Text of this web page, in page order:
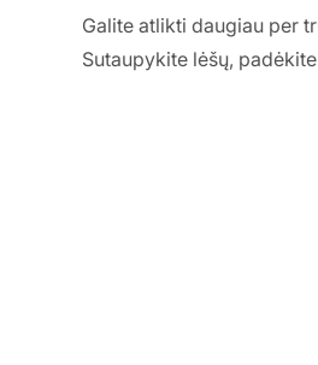
Galite atlikti daugiau per
Sutaupykite lėšų,